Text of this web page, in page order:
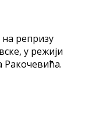
репризу
у режији